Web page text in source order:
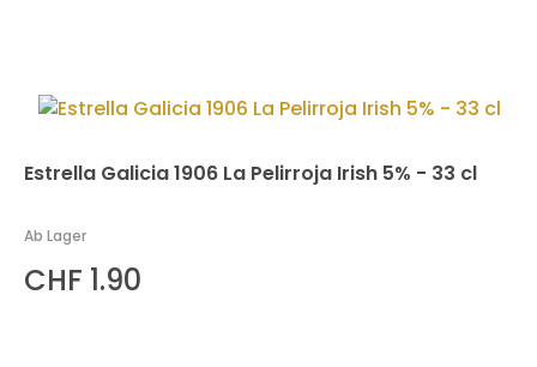
Estrella Galicia 1906 La Pelirroja Irish 5% - 33 cl
Ab Lager
CHF 1.90